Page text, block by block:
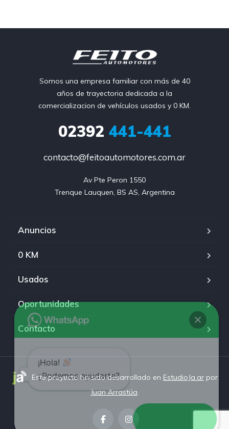
Somos una empresa familiar con más de 40
años de trayectoria dedicada a la
comercializacion de vehículos usados y 0 KM.
02392 441-441
contacto@feitoautomotores.com.ar
Av Pte Peron 1550
Trenque Lauquen, BS AS, Argentina
Anuncios
0 KM
Usados
Oportunidades
Contacto
Este proyecto ha sido desarrollado en EstudioJa.ar por
Juan Arrastúa.
¡Hola!
¿Podemos ayudarte?